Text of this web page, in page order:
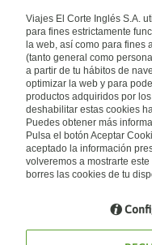
Quiénes somos
Financiación
Sostenibilidad
Turismo accesible
Tarjeta El Corte Inglés
Trabaja con nosotros
El Corte Inglés
Canal Ético
Enlaces de
Guías de viaje
Catálogos
Auto check-in
Condiciones Generales
Política de privacidad
Política de cookies
Accesibilidad
Empresas/ Grupos
Internacional
España
Visita nuestro blog
Blog de Viajes el Corte
Viajes El Corte Inglés S.A.
para fines estrictamente
la web, así como para fines
(tanto general como
a partir de tu hábitos de
optimizar la web y para
productos adquiridos por
deshabilitar estas cookies
Puedes obtener más
Pulsa el botón Aceptar
aceptado la información
volveremos a mostrarte
borres las cookies de tu